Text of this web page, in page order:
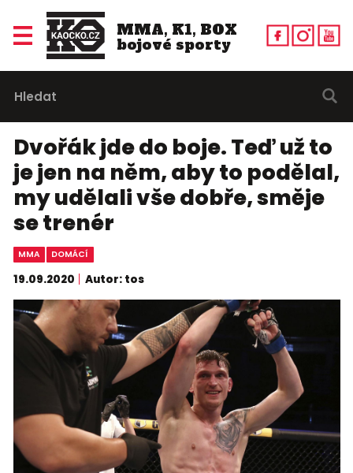
MMA, K1, BOX
bojové sporty
Dvořák jde do boje. Teď už to
je jen na něm, aby to podělal,
my udělali vše dobře, směje
se trenér
MMA DOMÁCÍ
19.09.2020 Autor: tos